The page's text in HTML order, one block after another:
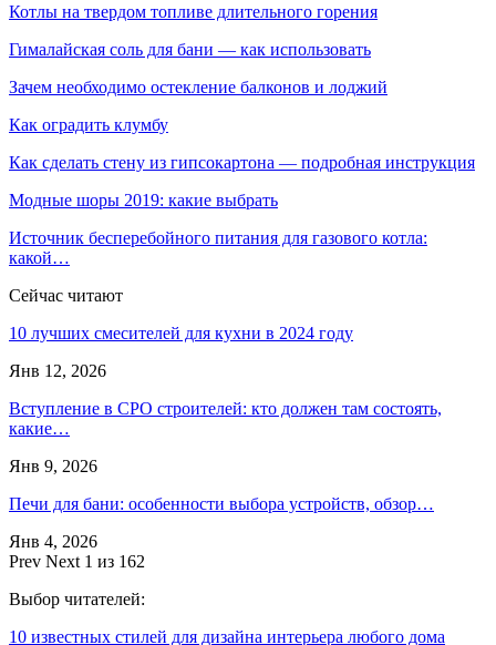
Котлы на твердом топливе длительного горения
Гималайская соль для бани — как использовать
Зачем необходимо остекление балконов и лоджий
Как оградить клумбу
Как сделать стену из гипсокартона — подробная инструкция
Модные шоры 2019: какие выбрать
Источник бесперебойного питания для газового котла:
какой…
Сейчас читают
10 лучших смесителей для кухни в 2024 году
Янв 12, 2026
Вступление в СРО строителей: кто должен там состоять,
какие…
Янв 9, 2026
Печи для бани: особенности выбора устройств, обзор…
Янв 4, 2026
Prev Next 1 из 162
Выбор читателей:
10 известных стилей для дизайна интерьера любого дома